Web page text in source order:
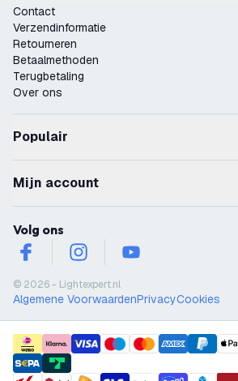
Contact
Verzendinformatie
Retourneren
Betaalmethoden
Terugbetaling
Over ons
Populair
Mijn account
Volg ons
facebookinstagramyoutube
© 2026 - Lightexpert.nl
Algemene VoorwaardenPrivacyCookies
payment methods